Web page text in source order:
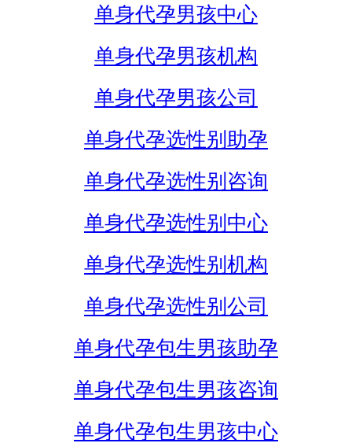
单身代孕男孩中心
单身代孕男孩机构
单身代孕男孩公司
单身代孕选性别助孕
单身代孕选性别咨询
单身代孕选性别中心
单身代孕选性别机构
单身代孕选性别公司
单身代孕包生男孩助孕
单身代孕包生男孩咨询
单身代孕包生男孩中心